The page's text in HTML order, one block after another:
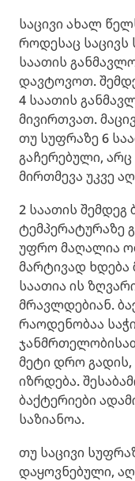
საცივი ახალ
როდესაც საცივს
საათის
დავტოვოთ.
4 საათის
მივირთვათ.
თუ სუფრაზე 6
გაჩერებული, არც
მირთმევა უკვე
2 საათის შემდეგ
ტემპერატურაზე
უფრო მაღალია
მარტივად ხდება
საათია ის
მრავლდებიან.
რაოდენობაა
მეტი დრო
იზრდება.
ბაქტერიები
საზიანოა.
თუ საცივი
დაყოვნებული,